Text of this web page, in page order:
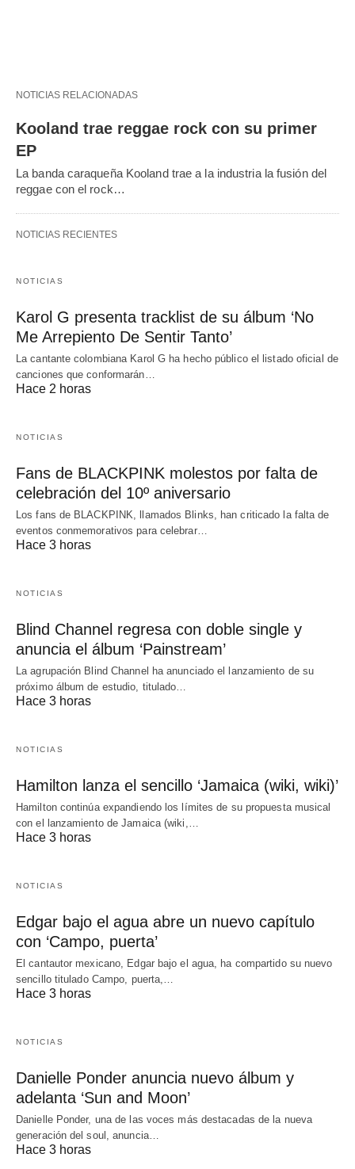
NOTICIAS RELACIONADAS
Kooland trae reggae rock con su primer
EP
La banda caraqueña Kooland trae a la industria la fusión del
reggae con el rock…
NOTICIAS RECIENTES
NOTICIAS
Karol G presenta tracklist de su álbum ‘No
Me Arrepiento De Sentir Tanto’
La cantante colombiana Karol G ha hecho público el listado oficial de
canciones que conformarán…
Hace 2 horas
NOTICIAS
Fans de BLACKPINK molestos por falta de
celebración del 10º aniversario
Los fans de BLACKPINK, llamados Blinks, han criticado la falta de
eventos conmemorativos para celebrar…
Hace 3 horas
NOTICIAS
Blind Channel regresa con doble single y
anuncia el álbum ‘Painstream’
La agrupación Blind Channel ha anunciado el lanzamiento de su
próximo álbum de estudio, titulado…
Hace 3 horas
NOTICIAS
Hamilton lanza el sencillo ‘Jamaica (wiki, wiki)’
Hamilton continúa expandiendo los límites de su propuesta musical
con el lanzamiento de Jamaica (wiki,…
Hace 3 horas
NOTICIAS
Edgar bajo el agua abre un nuevo capítulo
con ‘Campo, puerta’
El cantautor mexicano, Edgar bajo el agua, ha compartido su nuevo
sencillo titulado Campo, puerta,…
Hace 3 horas
NOTICIAS
Danielle Ponder anuncia nuevo álbum y
adelanta ‘Sun and Moon’
Danielle Ponder, una de las voces más destacadas de la nueva
generación del soul, anuncia…
Hace 3 horas